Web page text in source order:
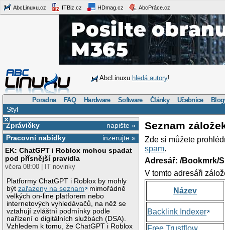
AbcLinuxu.cz ITBiz.cz HDmag.cz AbcPráce.cz
AbcLinuxu hledá autory!
Poradna FAQ Hardware Software Články Učebnice
Styl
×
napište »
Zprávičky
inzerujte »
Pracovní nabídky
EK: ChatGPT i Roblox mohou spadat
pod přísnější pravidla
včera 08:00 | IT novinky
Platformy ChatGPT i Roblox by mohly
býtzařazeny na seznam
mimořádně
velkých on-line platforem nebo
internetových vyhledávačů, na něž se
vztahují zvláštní podmínky podle
nařízení o digitálních službách (DSA).
Vzhledem k tomu, že ChatGPT i Roblox
Seznam
Zde si můžete
spam.
Adresář: /Bookmrk/
V tomto adresáři
Název
Backlink Indexer
Free Trustflow